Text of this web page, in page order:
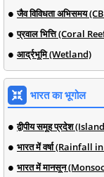
जैव विविधता अभिसमय
प्रवाल भित्ति (Coral
आर्द्रभूमि (Wetland)
भारत का भूगोल
द्वीपीय समूह प्रदेश
भारत में वर्षा (Rainfall
भारत में मानसून